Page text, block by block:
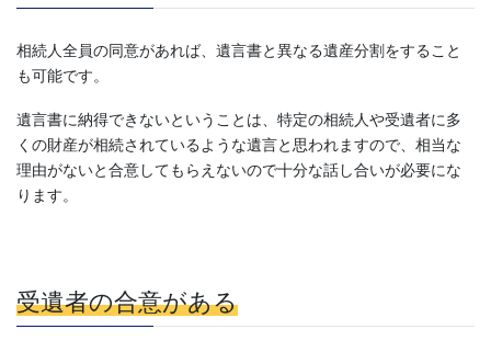
相続人全員の同意があれば、遺言書と異なる遺産分割をすること
も可能です。
遺言書に納得できないということは、特定の相続人や受遺者に多
くの財産が相続されているような遺言と思われますので、相当な
理由がないと合意してもらえないので十分な話し合いが必要にな
ります。
受遺者の合意がある